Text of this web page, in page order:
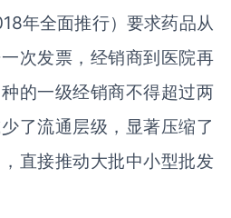
年全面推行）要求药品从
次发票，经销商到医院再
的一级经销商不得超过两
了流通层级，显著压缩了
直接推动大批中小型批发